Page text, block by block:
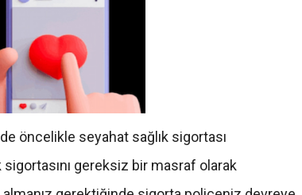
öncelikle seyahat sağlık sigortası
sigortasını gereksiz bir masraf olarak